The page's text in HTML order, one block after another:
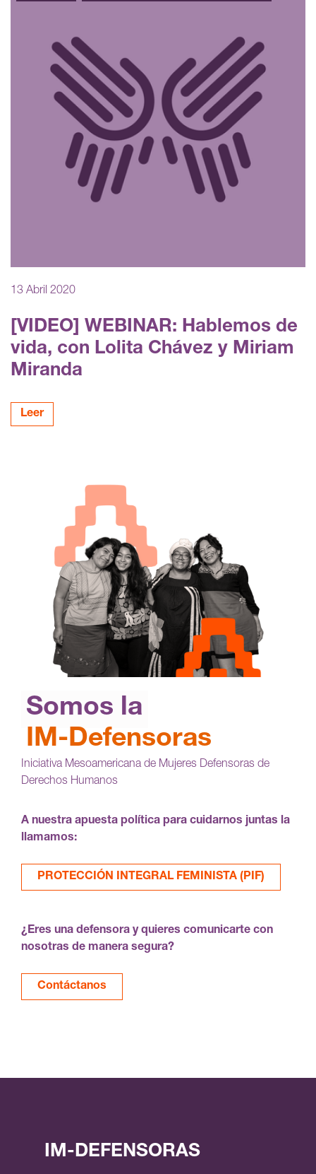
13 Abril 2020
[VIDEO] WEBINAR: Hablemos de
vida, con Lolita Chávez y Miriam
Miranda
Leer
Somos la
IM-Defensoras
Iniciativa Mesoamericana de Mujeres Defensoras de
Derechos Humanos
A nuestra apuesta política para cuidarnos juntas la
llamamos:
PROTECCIÓN INTEGRAL FEMINISTA (PIF)
¿Eres una defensora y quieres comunicarte con
nosotras de manera segura?
Contáctanos
IM-DEFENSORAS